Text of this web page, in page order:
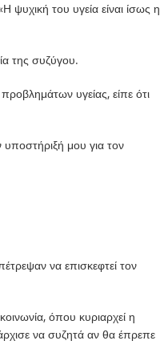
ψυχική του υγεία είναι ίσως η
της συζύγου.
υγείας, είπε ότι
μου για τον
να επισκεφτεί τον
όπου κυριαρχεί η
να συζητά αν θα έπρεπε